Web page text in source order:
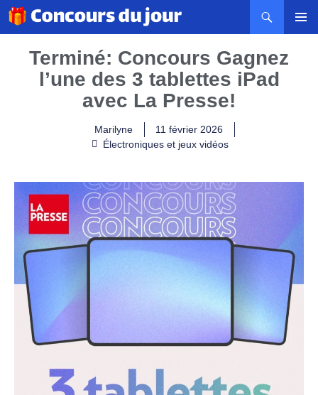
Terminé: Concours Gagnez
l’une des 3 tablettes iPad
avec La Presse!
Marilyne
11 février 2026
Électroniques et jeux vidéos